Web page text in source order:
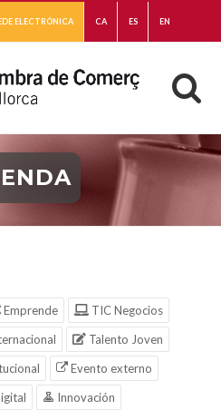
ELECTRÓNICA CA ES EN
Emprende
TIC Negocios
Talento Joven
Evento externo
Innovación